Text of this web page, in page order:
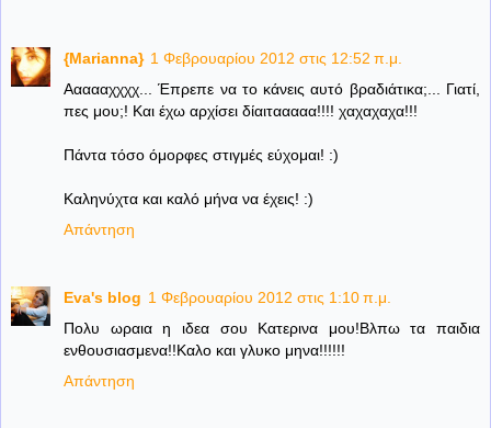
{Marianna} 1 Φεβρουαρίου 2012 στις 12:52 π.μ.
Αααααχχχχ... Έπρεπε να το κάνεις αυτό βραδιάτικα;... Γιατί,
πες μου;! Και έχω αρχίσει δίαιτααααα!!!! χαχαχαχα!!!
Πάντα τόσο όμορφες στιγμές εύχομαι! :)
Καληνύχτα και καλό μήνα να έχεις! :)
Απάντηση
Eva's blog 1 Φεβρουαρίου 2012 στις 1:10 π.μ.
Πολυ ωραια η ιδεα σου Κατερινα μου!Βλπω τα παιδια
ενθουσιασμενα!!Καλο και γλυκο μηνα!!!!!!
Απάντηση